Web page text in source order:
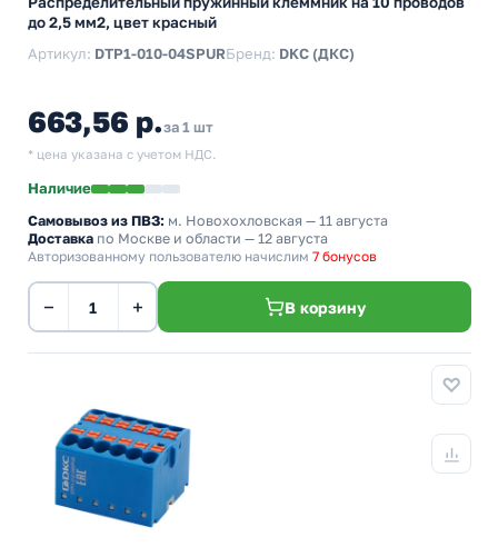
до 2,5 мм2, цвет красный
Артикул: DTP1-010-04SPURБренд: DKC (ДКС)
663,56 р.за 1 шт
* цена указана с учетом НДС.
Наличие
Самовывоз из ПВЗ: м. Новохохловская — 11 августа
Доставка по Москве и области — 12 августа
Авторизованному пользователю начислим 7 бонусов
− + В корзину